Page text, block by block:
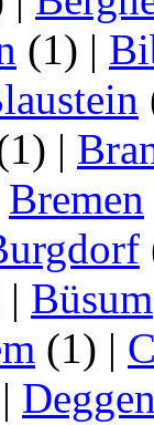
(1) |
|
Bremen
| Büsum
(1) |
|